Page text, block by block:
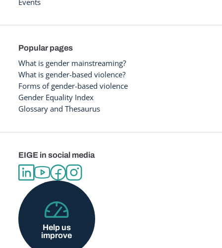
Popular pages
What is gender mainstreaming?
What is gender-based violence?
Forms of gender-based violence
Gender Equality Index
Glossary and Thesaurus
EIGE in social media
Help us
improve